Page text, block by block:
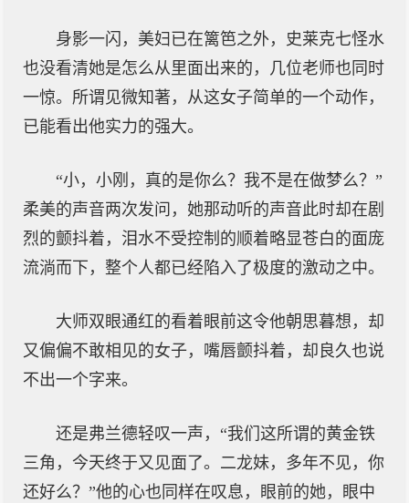
身影一闪，美妇已在篱笆之外，史莱克七怪水
也没看清她是怎么从里面出来的，几位老师也同时
一惊。所谓见微知著，从这女子简单的一个动作，
已能看出他实力的强大。
“小，小刚，真的是你么？我不是在做梦么？”
柔美的声音两次发问，她那动听的声音此时却在剧
烈的颤抖着，泪水不受控制的顺着略显苍白的面庞
流淌而下，整个人都已经陷入了极度的激动之中。
大师双眼通红的看着眼前这令他朝思暮想，却
又偏偏不敢相见的女子，嘴唇颤抖着，却良久也说
不出一个字来。
还是弗兰德轻叹一声，“我们这所谓的黄金铁
三角，今天终于又见面了。二龙妹，多年不见，你
还好么？”他的心也同样在叹息，眼前的她，眼中